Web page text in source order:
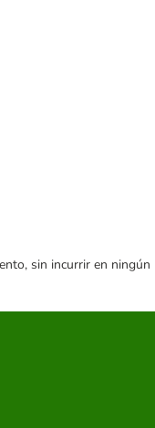
sin incurrir en ningún